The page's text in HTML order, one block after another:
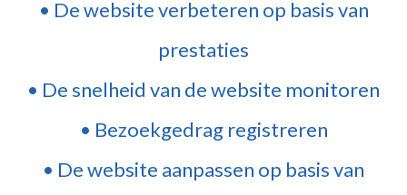
• De website verbeteren op basis van
prestaties
• De snelheid van de website monitoren
• Bezoekgedrag registreren
• De website aanpassen op basis van